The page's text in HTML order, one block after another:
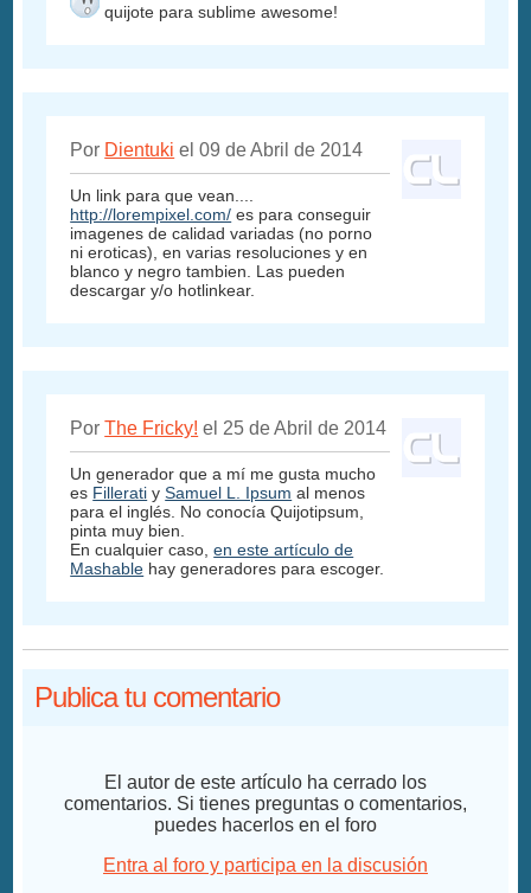
quijote para sublime awesome!
Por Dientuki el 09 de Abril de 2014
Un link para que vean....
http://lorempixel.com/ es para conseguir
imagenes de calidad variadas (no porno
ni eroticas), en varias resoluciones y en
blanco y negro tambien. Las pueden
descargar y/o hotlinkear.
PorThe Fricky! el 25 de Abril de 2014
Un generador que a mí me gusta mucho
es Fillerati ySamuel L. Ipsum al menos
para el inglés. No conocía Quijotipsum,
pinta muy bien.
En cualquier caso,en este artículo de
Mashable hay generadores para escoger.
Publica tu comentario
El autor de este artículo ha cerrado los
comentarios. Si tienes preguntas o comentarios,
puedes hacerlos en el foro
Entra al foro y participa en la discusión